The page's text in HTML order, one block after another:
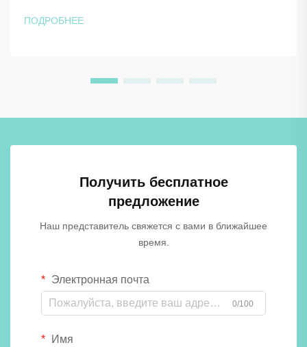
Выбор между традиционными материалами и
ПОДРОБНЕЕ
Получить бесплатное
предложение
Наш представитель свяжется с вами в ближайшее
время.
Электронная почта
0/100
Имя